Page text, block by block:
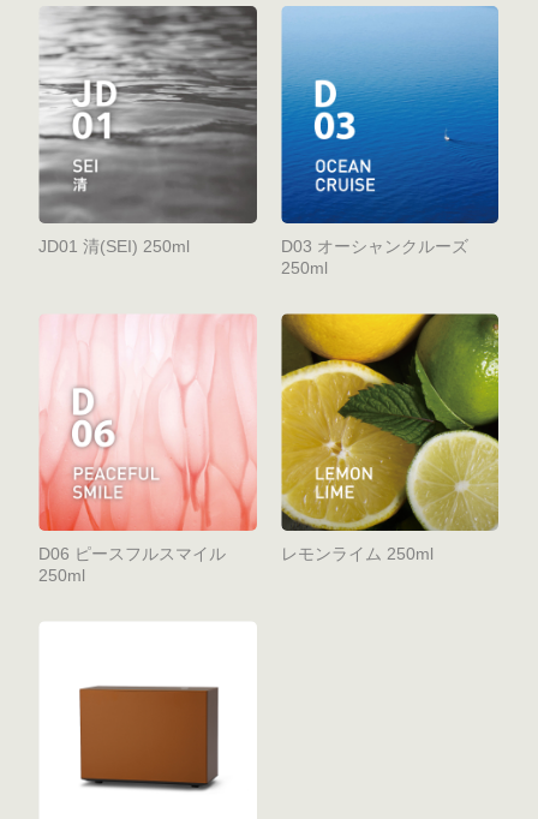
JD01 清(SEI) 250ml
D03 オーシャンクルーズ
250ml
D06 ピースフルスマイル
250ml
レモンライム 250ml